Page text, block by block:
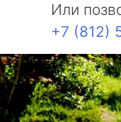
Или
+7 (812)